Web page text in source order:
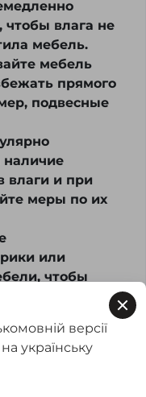
чтобы влага не
мебель.
мебель
прямого
подвесные
наличие
влаги и при
меры по их
или
чтобы
сохранить
отличном
версії
українську